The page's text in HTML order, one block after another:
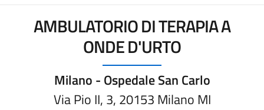
AMBULATORIO DI TERAPIA A
ONDE D'URTO
Milano - Ospedale San Carlo
Via Pio II, 3, 20153 Milano MI